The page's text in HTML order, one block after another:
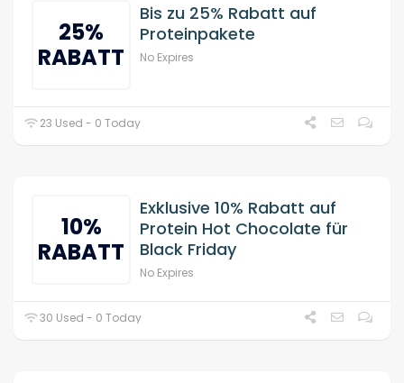
25%
RABATT
Bis zu 25% Rabatt auf
Proteinpakete
No Expires
23 Used - 0 Today
10%
RABATT
Exklusive 10% Rabatt auf
Protein Hot Chocolate für
Black Friday
No Expires
30 Used - 0 Today